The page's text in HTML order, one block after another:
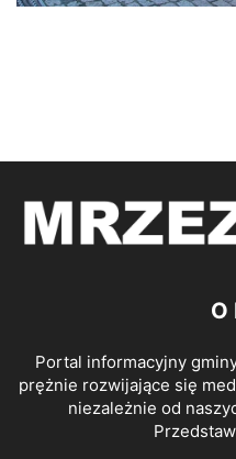
O
Portal informacyjny
prężnie rozwijające się
niezależnie od